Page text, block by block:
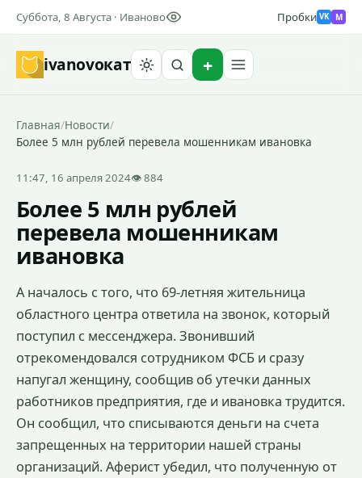
Суббота, 8 Августа · Иваново Пробки VK M
ivanovoкат
Главная/Новости/
Более 5 млн рублей перевела мошенникам ивановка
11:47, 16 апреля 2024👁 884
Более 5 млн рублей
перевела мошенникам
ивановка
А началось с того, что 69-летняя жительница
областного центра ответила на звонок, который
поступил с мессенджера. Звонивший
отрекомендовался сотрудником ФСБ и сразу
напугал женщину, сообщив об утечки данных
работников предприятия, где и ивановка трудится.
Он сообщил, что списываются деньги на счета
запрещенных на территории нашей страны
организаций. Аферист убедил, что полученную от